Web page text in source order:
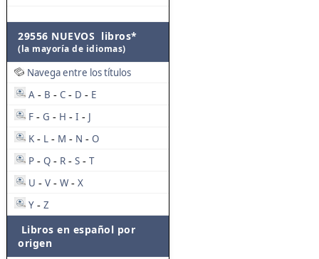
29556 NUEVOS libros*
(la mayoría de idiomas)
Navega entre los títulos
A - B - C - D - E
F - G - H - I - J
K - L - M - N - O
P - Q - R - S - T
U - V - W - X
Y - Z
Libros en español por
origen